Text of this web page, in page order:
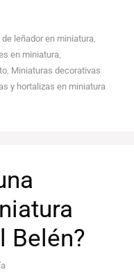
de leñador en miniatura
en miniatura
Miniaturas decorativas
y hortalizas en miniatura
Belén?